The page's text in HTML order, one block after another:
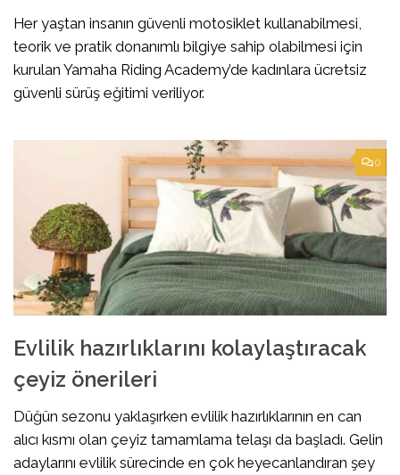
Her yaştan insanın güvenli motosiklet kullanabilmesi,
teorik ve pratik donanımlı bilgiye sahip olabilmesi için
kurulan Yamaha Riding Academy’de kadınlara ücretsiz
güvenli sürüş eğitimi veriliyor.
0
Evlilik hazırlıklarını kolaylaştıracak
çeyiz önerileri
Düğün sezonu yaklaşırken evlilik hazırlıklarının en can
alıcı kısmı olan çeyiz tamamlama telaşı da başladı. Gelin
adaylarını evlilik sürecinde en çok heyecanlandıran şey